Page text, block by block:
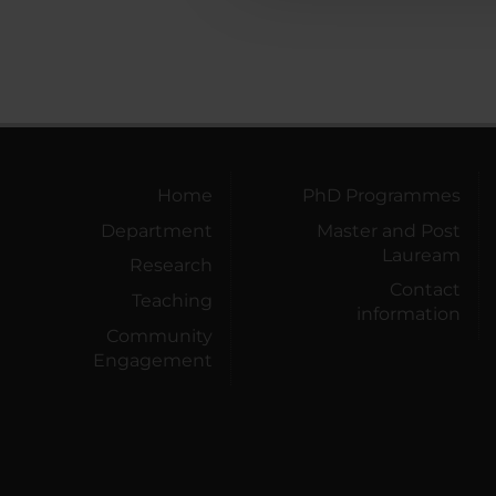
Home
Department
Research
Teaching
Community
Engagement
PhD Programmes
Master and Post
Lauream
Contact
information